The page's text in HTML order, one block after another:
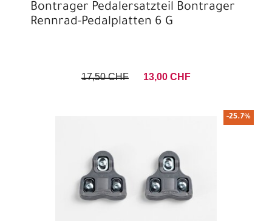
Bontrager Pedalersatzteil Bontrager
Rennrad-Pedalplatten 6 G
17,50 CHF 13,00 CHF
-25.7%